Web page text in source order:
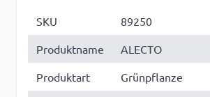
SKU
89250
Produktname
ALECTO
Produktart
Grünpflanze